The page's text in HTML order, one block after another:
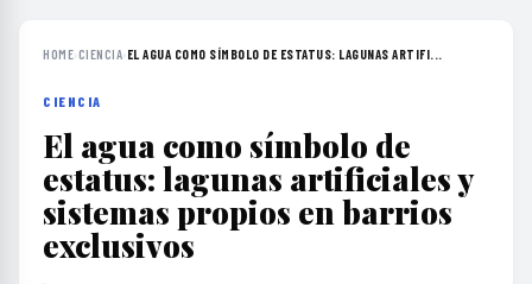
HOME›CIENCIA› EL AGUA COMO SÍMBOLO DE ESTATUS: LAGUNAS ARTIFI...
CIENCIA
El agua como símbolo de
estatus: lagunas artificiales y
sistemas propios en barrios
exclusivos